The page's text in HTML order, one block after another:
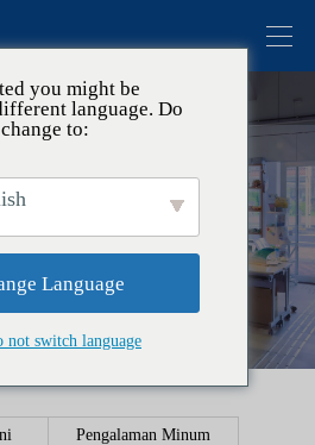
Topik
Pengalaman Minum
you might be
language. Do
to:
Language
not switch language